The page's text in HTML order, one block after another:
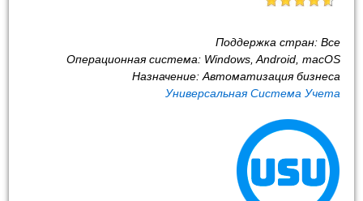
Поддержка стран: Все
Операционная система: Windows, Android, macOS
Назначение: Автоматизация бизнеса
Универсальная Система Учета